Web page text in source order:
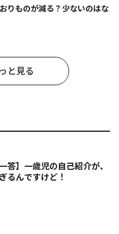
りものが減る？少ないのはな
と見る
答】一歳児の自己紹介が、
るんですけど！